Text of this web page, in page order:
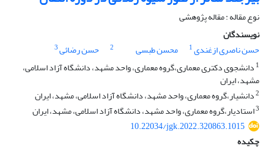
نوع مقاله : مقاله پژوهشی
نویسندگان
حسن ناصری ازغندی1 محسن طبسی 2 حسن رضائی3
1 دانشجوی دکتری معماری،گروه معماری، واحد مشهد، دانشگاه آزاد اسلامی،
مشهد، ایران
2دانشیار،گروه معماری، واحد مشهد، دانشگاه آزاد اسلامی، مشهد، ایران
3استادیار،گروه معماری، واحد مشهد، دانشگاه آزاد اسلامی، مشهد، ایران
10.22034/jgk.2022.320863.1015
چکیده